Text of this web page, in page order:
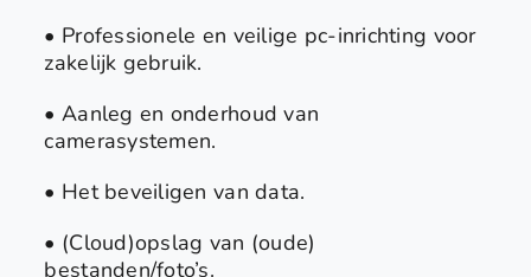
• Professionele en veilige pc-inrichting voor
zakelijk gebruik.
• Aanleg en onderhoud van
camerasystemen.
• Het beveiligen van data.
• (Cloud)opslag van (oude)
bestanden/foto’s.